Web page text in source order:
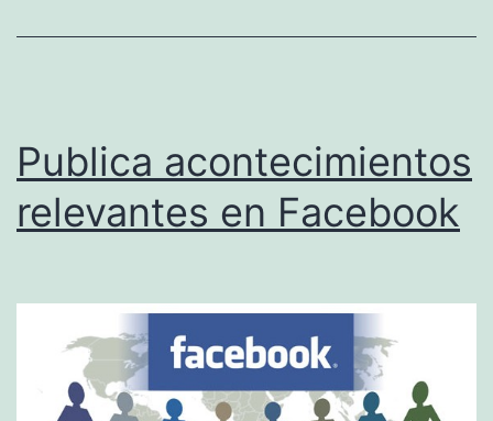
Publica acontecimientos
relevantes en Facebook